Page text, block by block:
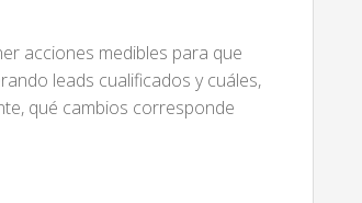
acciones medibles para que
leads cualificados y cuáles,
qué cambios corresponde